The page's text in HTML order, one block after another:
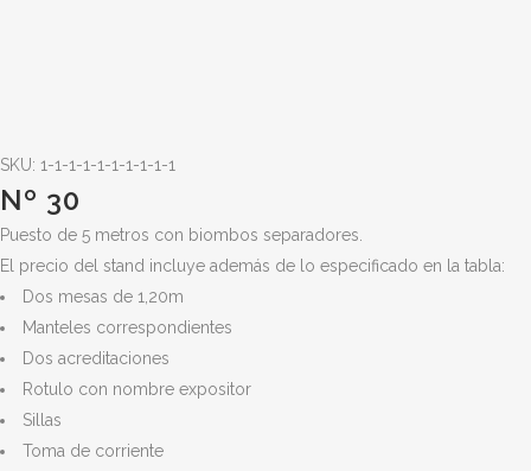
SKU: 1-1-1-1-1-1-1-1-1-1
Nº 30
Puesto de 5 metros con biombos separadores.
El precio del stand incluye además de lo especificado en la tabla:
Dos mesas de 1,20m
Manteles correspondientes
Dos acreditaciones
Rotulo con nombre expositor
Sillas
Toma de corriente